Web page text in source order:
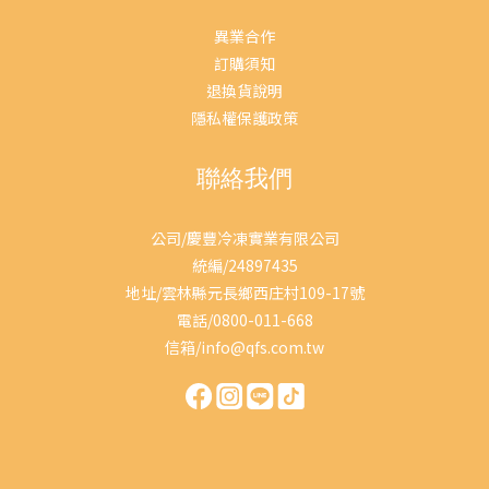
異業合作
訂購須知
退換貨說明
隱私權保護政策
聯絡我們
公司/慶豐冷凍實業有限公司
統編/24897435
地址/雲林縣元長鄉西庄村109-17號
電話/0800-011-668
信箱/info@qfs.com.tw